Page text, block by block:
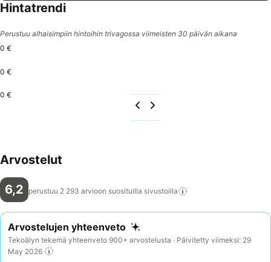
Hintatrendi
Perustuu alhaisimpiin hintoihin trivagossa viimeisten 30 päivän aikana
0 €
0 €
0 €
Arvostelut
6,2 perustuu 2 293 arvioon suosituilla sivustoilla
Arvostelujen yhteenveto
Tekoälyn tekemä yhteenveto 900+ arvostelusta · Päivitetty viimeksi: 29
May 2026